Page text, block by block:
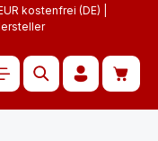
kostenfrei (DE) |